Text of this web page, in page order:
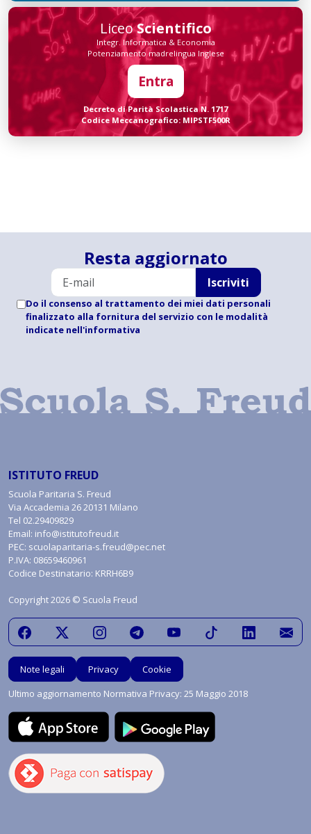
LiceoScientifico
Integr. Informatica & Economia
Potenziamento madrelingua Inglese
Entra
Decreto di Parità Scolastica N. 1717
Codice Meccanografico: MIPSTF500R
Resta aggiornato
Iscriviti
Do il consenso al trattamento dei miei dati personali
finalizzato alla fornitura del servizio con le modalità
indicate nell'informativa
ISTITUTO FREUD
Scuola Paritaria S. Freud
Via Accademia 26 20131 Milano
Tel 02.29409829
Email: info@istitutofreud.it
PEC: scuolaparitaria-s.freud@pec.net
P.IVA: 08659460961
Codice Destinatario: KRRH6B9
Copyright 2026 © Scuola Freud
Note legali Privacy
Cookie
Ultimo aggiornamento Normativa Privacy: 25 Maggio 2018